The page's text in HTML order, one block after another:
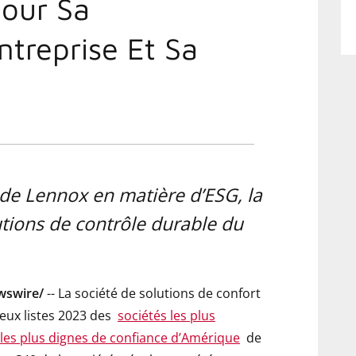
Sa
Et Sa
Lennox en matière d’ESG, la
de contrôle durable du
-- La société de solutions de confort
listes 2023 des sociétés les plus
plus dignes de confiance d’Amérique de